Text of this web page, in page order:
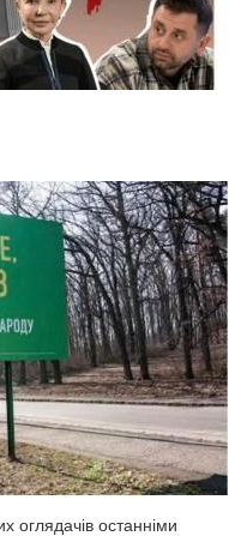
оглядачів останніми